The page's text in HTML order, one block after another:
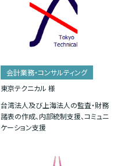
会計業務・コンサルティング
東京テクニカル 様
台湾法人及び上海法人の監査・財務
諸表の作成、内部統制支援、コミュニ
ケーション支援